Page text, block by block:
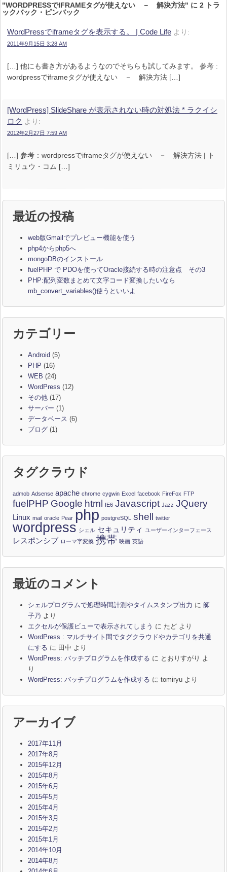
"WORDPRESSでIFRAMEタグが使えない － 解決方法" に 2 トラ
ックバック・ピンバック
WordPressでiframeタグを表示する。 | Code Life より:
2011年9月15日 3:28 AM
[…] 他にも書き方があるようなのでそちらも試してみます。 参考 :
wordpressでiframeタグが使えない － 解決方法 […]
[WordPress] SlideShare が表示されない時の対処法 * ラクイシ
ロク より:
2012年2月27日 7:59 AM
[…] 参考：wordpressでiframeタグが使えない － 解決方法 | ト
ミリュウ・コム […]
最近の投稿
web版Gmailでプレビュー機能を使う
php4からphp5へ
mongoDBのインストール
fuelPHP で PDOを使ってOracle接続する時の注意点 その3
PHP:配列変数まとめて文字コード変換したいなら
mb_convert_variables()使うといいよ
カテゴリー
Android(5)
PHP (16)
WEB (24)
WordPress (12)
その他(17)
サーバー (1)
データベース (6)
ブログ(1)
タグクラウド
admob Adsense apache chrome cygwin Excel facebook FireFox FTP
fuelPHP Google html IE6 Javascript Jazz JQuery
Linux mail oracle Pear php postgreSQL shell twitter
wordpress シェル セキュリティ ユーザーインターフェース
レスポンシブ ローマ字変換 携帯 映画 英語
最近のコメント
シェルプログラムで処理時間計測やタイムスタンプ出力 に 師
子乃 より
エクセルが保護ビューで表示されてしまう に たどより
WordPress : マルチサイト間でタグクラウドやカテゴリを共通
にする に 田中 より
WordPress: バッチプログラムを作成する に とおりすがり よ
り
WordPress: バッチプログラムを作成する に tomiryuより
アーカイブ
2017年11月
2017年8月
2015年12月
2015年8月
2015年6月
2015年5月
2015年4月
2015年3月
2015年2月
2015年1月
2014年10月
2014年8月